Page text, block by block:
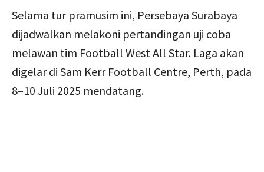
Selama tur pramusim ini, Persebaya Surabaya
dijadwalkan melakoni pertandingan uji coba
melawan tim Football West All Star. Laga akan
digelar di Sam Kerr Football Centre, Perth, pada
8–10 Juli 2025 mendatang.